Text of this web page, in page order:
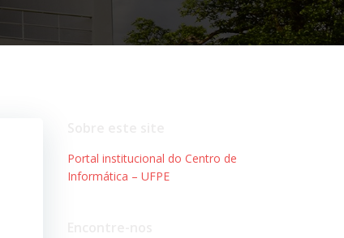
Portal institucional do Centro de
Informática – UFPE